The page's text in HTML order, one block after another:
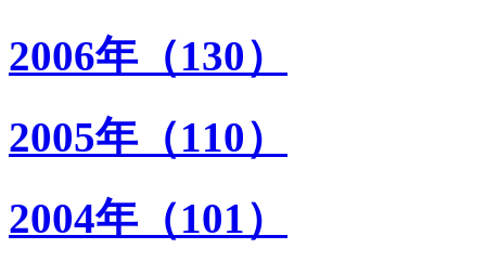
2006年（130）
2005年（110）
2004年（101）